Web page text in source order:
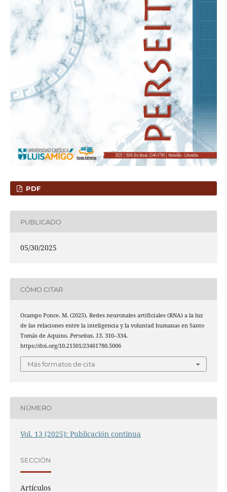
PDF
PUBLICADO
05/30/2025
CÓMO CITAR
Ocampo Ponce, M. (2025). Redes neuronales artificiales (RNA) a la luz
de las relaciones entre la inteligencia y la voluntad humanas en Santo
Tomás de Aquino. Perseitas, 13, 310–334.
https://doi.org/10.21501/23461780.5006
Más formatos de cita
NÚMERO
Vol. 13 (2025): Publicación continua
SECCIÓN
Artículos